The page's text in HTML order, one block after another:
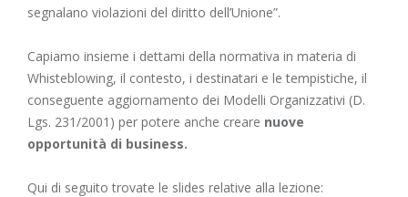
segnalano violazioni del diritto dell’Unione”.
Capiamo insieme i dettami della normativa in materia di
Whisteblowing, il contesto, i destinatari e le tempistiche, il
conseguente aggiornamento dei Modelli Organizzativi (D.
Lgs. 231/2001) per potere anche creare nuove
opportunità di business.
Qui di seguito trovate le slides relative alla lezione: